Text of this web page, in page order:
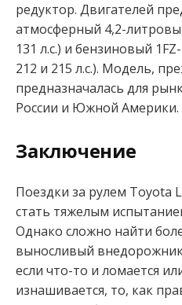
редуктор. Двигателей
атмосферный 4,2-
131 л.с.) и бензиновый
212 и 215 л.с.). Модель,
предназначалась для
России и Южной Америки.
Заключение
Поездки за рулем Toyota
стать тяжелым
Однако сложно найти
выносливый
если что-то и ломается
изнашивается, то, как